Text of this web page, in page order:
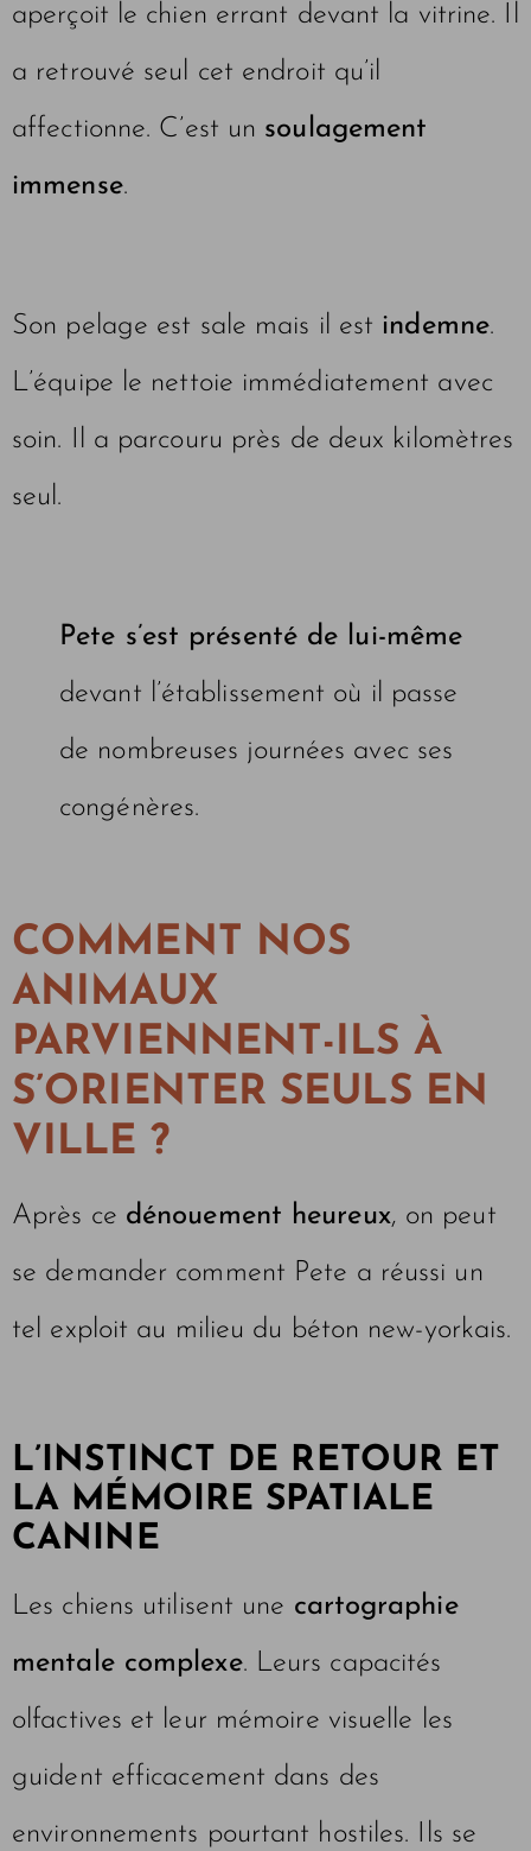
aperçoit le chien errant devant la vitrine. Il
a retrouvé seul cet endroit qu’il
affectionne. C’est un soulagement
immense.
Son pelage est sale mais il est indemne.
L’équipe le nettoie immédiatement avec
soin. Il a parcouru près de deux kilomètres
seul.
Pete s’est présenté de lui-même
devant l’établissement où il passe
de nombreuses journées avec ses
congénères.
COMMENT NOS
ANIMAUX
PARVIENNENT-ILS À
S’ORIENTER SEULS EN
VILLE ?
Après ce dénouement heureux, on peut
se demander comment Pete a réussi un
tel exploit au milieu du béton new-yorkais.
L’INSTINCT DE RETOUR ET
LA MÉMOIRE SPATIALE
CANINE
Les chiens utilisent une cartographie
mentale complexe. Leurs capacités
olfactives et leur mémoire visuelle les
guident efficacement dans des
environnements pourtant hostiles. Ils se